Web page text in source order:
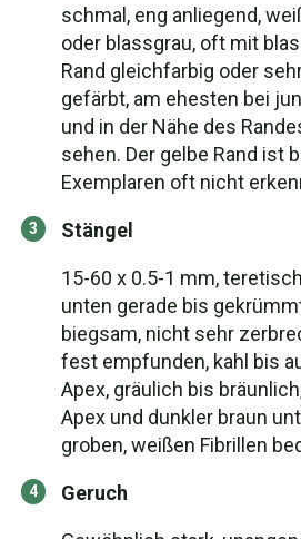
schmal, eng anliegend,
oder blassgrau, oft mit
Rand gleichfarbig oder
gefärbt, am ehesten bei
und in der Nähe des
sehen. Der gelbe Rand ist
Exemplaren oft nicht
Stängel
15-60 x 0.5-1 mm,
unten gerade bis
biegsam, nicht sehr
fest empfunden, kahl bis
Apex, gräulich bis
Apex und dunkler braun
groben, weißen Fibrillen
Geruch